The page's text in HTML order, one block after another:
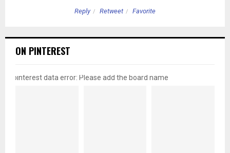
Reply Retweet Favorite
ON PINTEREST
pinterest data error: Please add the board name